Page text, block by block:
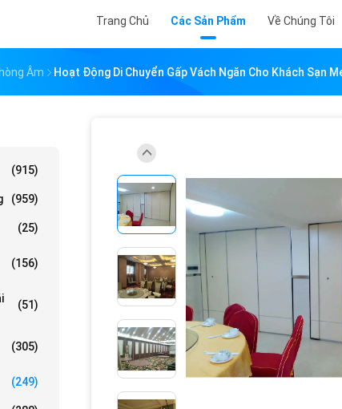
Trang Chủ Các Sản Phẩm Về Chúng Tôi
Âm Hoạt Động Di Chuyển Gấp Vách Ngăn Cho Khách Sạn
(915)
(959)
(25)
(156)
(51)
(305)
(249)